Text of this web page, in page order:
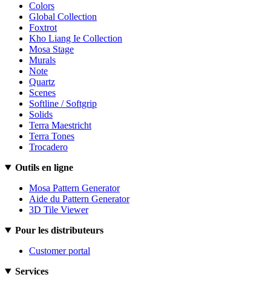
Colors
Global Collection
Foxtrot
Kho Liang Ie Collection
Mosa Stage
Murals
Note
Quartz
Scenes
Softline / Softgrip
Solids
Terra Maestricht
Terra Tones
Trocadero
Outils en ligne
Mosa Pattern Generator
Aide du Pattern Generator
3D Tile Viewer
Pour les distributeurs
Customer portal
Services